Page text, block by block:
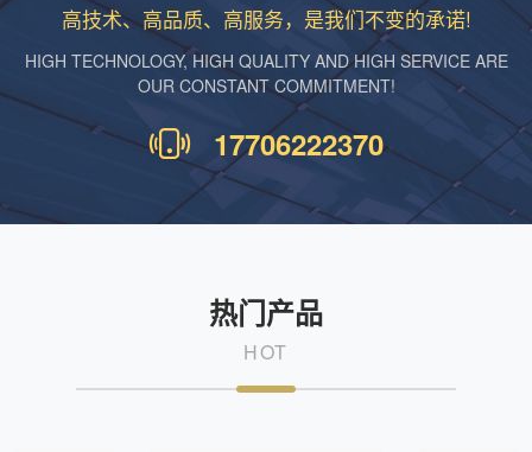
高技术、高品质、高服务，是我们不变的承诺!
HIGH TECHNOLOGY, HIGH QUALITY AND HIGH SERVICE ARE
OUR CONSTANT COMMITMENT!
17706222370
热门产品
HOT